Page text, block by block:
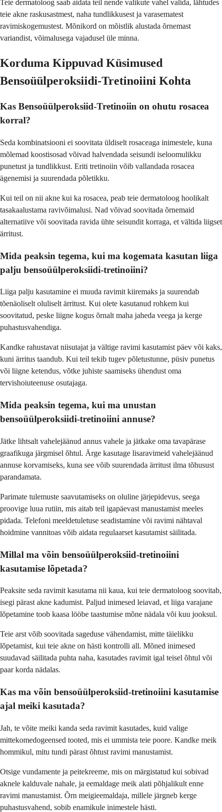
Teie dermatoloog saab aidata teil nende valikute vahel valida, lähtudes
teie akne raskusastmest, naha tundlikkusest ja varasematest
ravimiskogemustest. Mõnikord on mõistlik alustada õrnemast
variandist, võimalusega vajadusel üle minna.
Korduma Kippuvad Küsimused
Bensoüülperoksiidi-Tretinoiini Kohta
Kas Bensoüülperoksiid-Tretinoiin on ohutu rosacea
korral?
Seda kombinatsiooni ei soovitata üldiselt rosaceaga inimestele, kuna
mõlemad koostisosad võivad halvendada seisundi iseloomulikku
punetust ja tundlikkust. Eriti tretinoiin võib vallandada rosacea
ägenemisi ja suurendada põletikku.
Kui teil on nii akne kui ka rosacea, peab teie dermatoloog hoolikalt
tasakaalustama ravivõimalusi. Nad võivad soovitada õrnemaid
alternatiive või soovitada ravida ühte seisundit korraga, et vältida liigset
ärritust.
Mida peaksin tegema, kui ma kogemata kasutan liiga
palju bensoüülperoksiidi-tretinoiini?
Liiga palju kasutamine ei muuda ravimit kiiremaks ja suurendab
tõenäoliselt oluliselt ärritust. Kui olete kasutanud rohkem kui
soovitatud, peske liigne kogus õrnalt maha jaheda veega ja kerge
puhastusvahendiga.
Kandke rahustavat niisutajat ja vältige ravimi kasutamist päev või kaks,
kuni ärritus taandub. Kui teil tekib tugev põletustunne, püsiv punetus
või liigne ketendus, võtke juhiste saamiseks ühendust oma
tervishoiuteenuse osutajaga.
Mida peaksin tegema, kui ma unustan
bensoüülperoksiidi-tretinoiini annuse?
Jätke lihtsalt vahelejäänud annus vahele ja jätkake oma tavapärase
graafikuga järgmisel õhtul. Ärge kasutage lisaravimeid vahelejäänud
annuse korvamiseks, kuna see võib suurendada ärritust ilma tõhusust
parandamata.
Parimate tulemuste saavutamiseks on oluline järjepidevus, seega
proovige luua rutiin, mis aitab teil igapäevast manustamist meeles
pidada. Telefoni meeldetuletuse seadistamine või ravimi nähtaval
hoidmine vannitoas võib aidata regulaarset kasutamist säilitada.
Millal ma võin bensoüülperoksiid-tretinoiini
kasutamise lõpetada?
Peaksite seda ravimit kasutama nii kaua, kui teie dermatoloog soovitab,
isegi pärast akne kadumist. Paljud inimesed leiavad, et liiga varajane
lõpetamine toob kaasa lööbe taastumise mõne nädala või kuu jooksul.
Teie arst võib soovitada sageduse vähendamist, mitte täielikku
lõpetamist, kui teie akne on hästi kontrolli all. Mõned inimesed
suudavad säilitada puhta naha, kasutades ravimit igal teisel õhtul või
paar korda nädalas.
Kas ma võin bensoüülperoksiid-tretinoiini kasutamise
ajal meiki kasutada?
Jah, te võite meiki kanda seda ravimit kasutades, kuid valige
mittekomedogeensed tooted, mis ei ummista teie poore. Kandke meik
hommikul, mitu tundi pärast õhtust ravimi manustamist.
Otsige vundamente ja peitekreeme, mis on märgistatud kui sobivad
aknele kalduvale nahale, ja eemaldage meik alati põhjalikult enne
ravimi manustamist. Õrn meigieemaldaja, millele järgneb kerge
puhastusvahend, sobib enamikule inimestele hästi.